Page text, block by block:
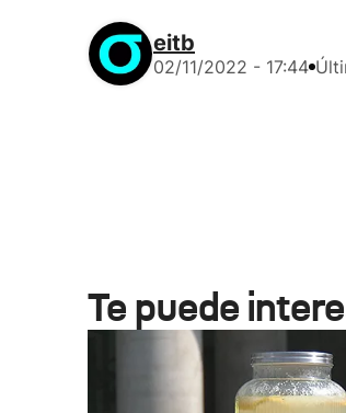
eitb
02/11/2022 - 17:44
Te puede